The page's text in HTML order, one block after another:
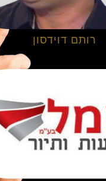
רותם דוידסון